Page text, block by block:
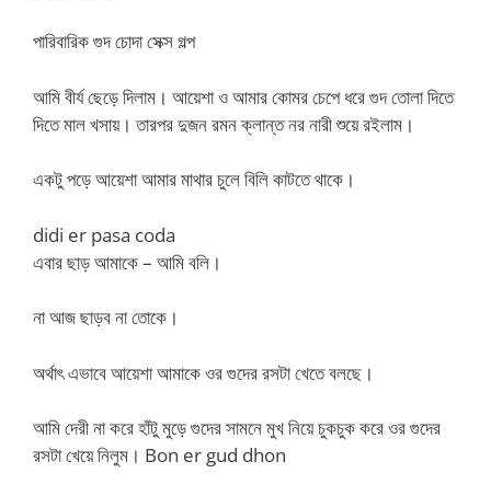
পারিবারিক গুদ চোদা সেক্স গল্প
আমি বীর্য ছেড়ে দিলাম। আয়েশা ও আমার কোমর চেপে ধরে গুদ তোলা দিতে
দিতে মাল খসায়। তারপর দুজন রমন ক্লান্ত নর নারী শুয়ে রইলাম।
একটু পড়ে আয়েশা আমার মাথার চুলে বিলি কাটতে থাকে।
didi er pasa coda
এবার ছাড় আমাকে – আমি বলি।
না আজ ছাড়ব না তোকে।
অর্থাৎ এভাবে আয়েশা আমাকে ওর গুদের রসটা খেতে বলছে।
আমি দেরী না করে হাঁটু মুড়ে গুদের সামনে মুখ নিয়ে চুকচুক করে ওর গুদের
রসটা খেয়ে নিলুম। Bon er gud dhon